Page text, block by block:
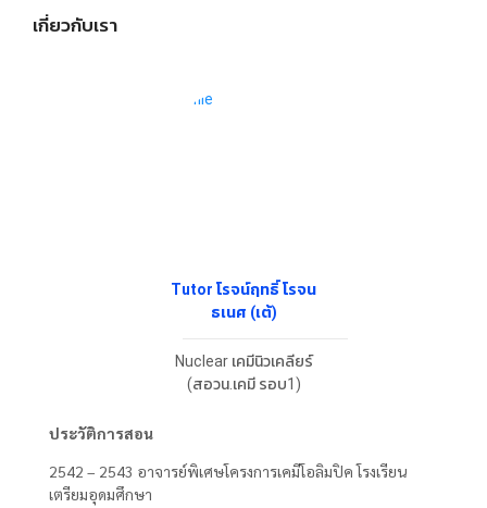
เกี่ยวกับเรา
Tutor โรจน์ฤทธิ์ โรจน
ธเนศ (เต้)
Nuclear เคมีนิวเคลียร์
(สอวน.เคมี รอบ1)
ประวัติการสอน
2542 – 2543 อาจารย์พิเศษโครงการเคมีโอลิมปิค โรงเรียน
เตรียมอุดมศึกษา